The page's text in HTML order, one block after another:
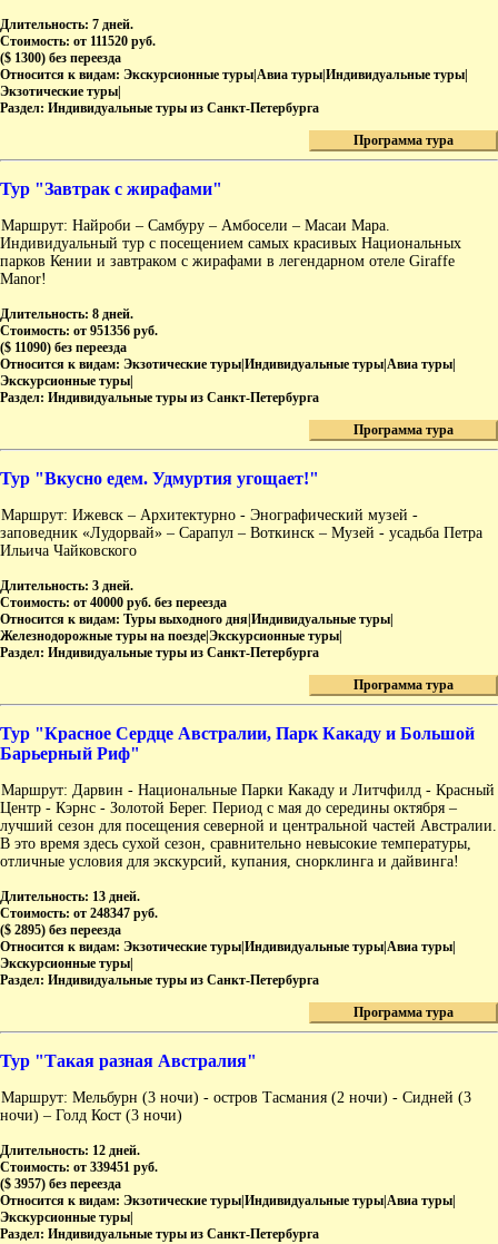
Длительность: 7 дней.
Стоимость: от 111520 руб.
($ 1300) без переезда
Относится к видам: Экскурсионные туры|Авиа туры|Индивидуальные туры|
Экзотические туры|
Раздел: Индивидуальные туры из Санкт-Петербурга
Программа тура
Тур "Завтрак с жирафами"
Маршрут: Найроби – Самбуру – Амбосели – Масаи Мара.
Индивидуальный тур с посещением самых красивых Национальных
парков Кении и завтраком с жирафами в легендарном отеле Giraffe
Manor!
Длительность: 8 дней.
Стоимость: от 951356 руб.
($ 11090) без переезда
Относится к видам: Экзотические туры|Индивидуальные туры|Авиа туры|
Экскурсионные туры|
Раздел: Индивидуальные туры из Санкт-Петербурга
Программа тура
Тур "Вкусно едем. Удмуртия угощает!"
Маршрут: Ижевск – Архитектурно - Энографический музей -
заповедник «Лудорвай» – Сарапул – Воткинск – Музей - усадьба Петра
Ильича Чайковского
Длительность: 3 дней.
Стоимость: от 40000 руб. без переезда
Относится к видам: Туры выходного дня|Индивидуальные туры|
Железнодорожные туры на поезде|Экскурсионные туры|
Раздел: Индивидуальные туры из Санкт-Петербурга
Программа тура
Тур "Красное Сердце Австралии, Парк Какаду и Большой
Барьерный Риф"
Маршрут: Дарвин - Национальные Парки Какаду и Литчфилд - Красный
Центр - Кэрнс - Золотой Берег. Период с мая до середины октября –
лучший сезон для посещения северной и центральной частей Австралии.
В это время здесь сухой сезон, сравнительно невысокие температуры,
отличные условия для экскурсий, купания, снорклинга и дайвинга!
Длительность: 13 дней.
Стоимость: от 248347 руб.
($ 2895) без переезда
Относится к видам: Экзотические туры|Индивидуальные туры|Авиа туры|
Экскурсионные туры|
Раздел: Индивидуальные туры из Санкт-Петербурга
Программа тура
Тур "Такая разная Австралия"
Маршрут: Мельбурн (3 ночи) - остров Тасмания (2 ночи) - Сидней (3
ночи) – Голд Кост (3 ночи)
Длительность: 12 дней.
Стоимость: от 339451 руб.
($ 3957) без переезда
Относится к видам: Экзотические туры|Индивидуальные туры|Авиа туры|
Экскурсионные туры|
Раздел: Индивидуальные туры из Санкт-Петербурга